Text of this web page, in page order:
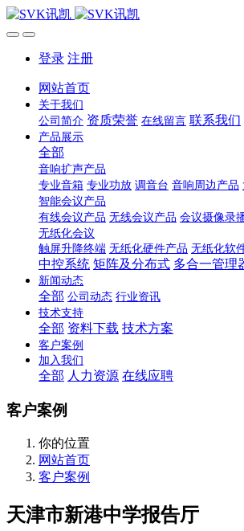
登录 注册
网站首页
关于我们
公司简介 资质荣誉 在线留言 联系我们
产品展示
全部
音响扩声产品
专业音箱 专业功放 调音台 音响周边产品
智能会议产品
有线会议产品 无线会议产品 会议摄像录
无纸化会议
触屏升降终端 无纸化硬件产品 无纸化软
中控系统 矩阵及分布式 多合一管理
新闻动态
全部 公司动态 行业资讯
技术支持
全部 资料下载 技术方案
客户案例
加入我们
全部 人力资源 在线应聘
客户案例
你的位置
网站首页
客户案例
天津市新港中学报告厅